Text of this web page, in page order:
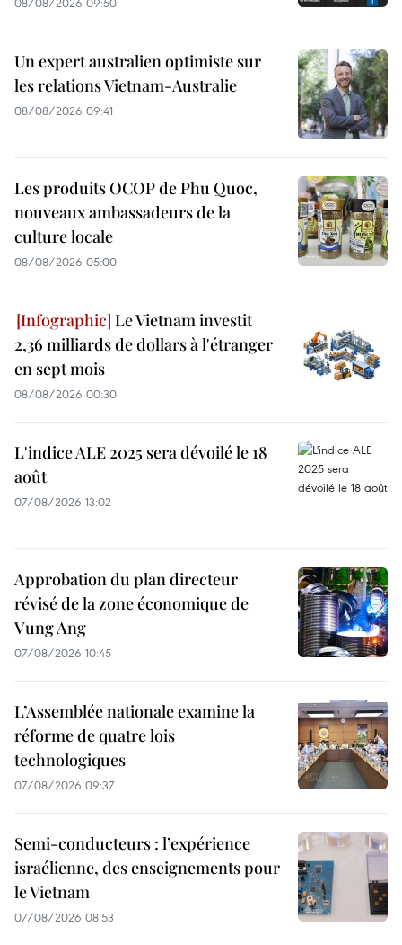
Un expert australien optimiste sur
les relations Vietnam-Australie
08/08/2026 09:41
Les produits OCOP de Phu Quoc,
nouveaux ambassadeurs de la
culture locale
08/08/2026 05:00
Le Vietnam investit
2,36 milliards de dollars à l'étranger
en sept mois
08/08/2026 00:30
L'indice ALE 2025 sera dévoilé le 18
août
07/08/2026 13:02
Approbation du plan directeur
révisé de la zone économique de
Vung Ang
07/08/2026 10:45
L’Assemblée nationale examine la
réforme de quatre lois
technologiques
07/08/2026 09:37
Semi-conducteurs : l’expérience
israélienne, des enseignements pour
le Vietnam
07/08/2026 08:53